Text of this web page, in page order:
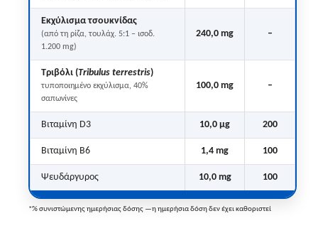
Εκχύλισμα τσουκνίδας
(από τη ρίζα, τουλάχ. 5:1 – ισοδ.
1.200 mg)
240,0 mg –
Τριβόλι (Tribulus terrestris)
τυποποιημένο εκχύλισμα, 40%
σαπωνίνες
100,0 mg –
Βιταμίνη D3 10,0 μg 200
Βιταμίνη B6 1,4 mg 100
Ψευδάργυρος 10,0 mg 100
*% συνιστώμενης ημερήσιας δόσης —η ημερήσια δόση δεν έχει καθοριστεί